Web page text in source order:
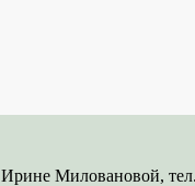
Ирине Миловановой,